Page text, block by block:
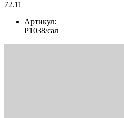
72.11
Артикул:
Р1038/сал